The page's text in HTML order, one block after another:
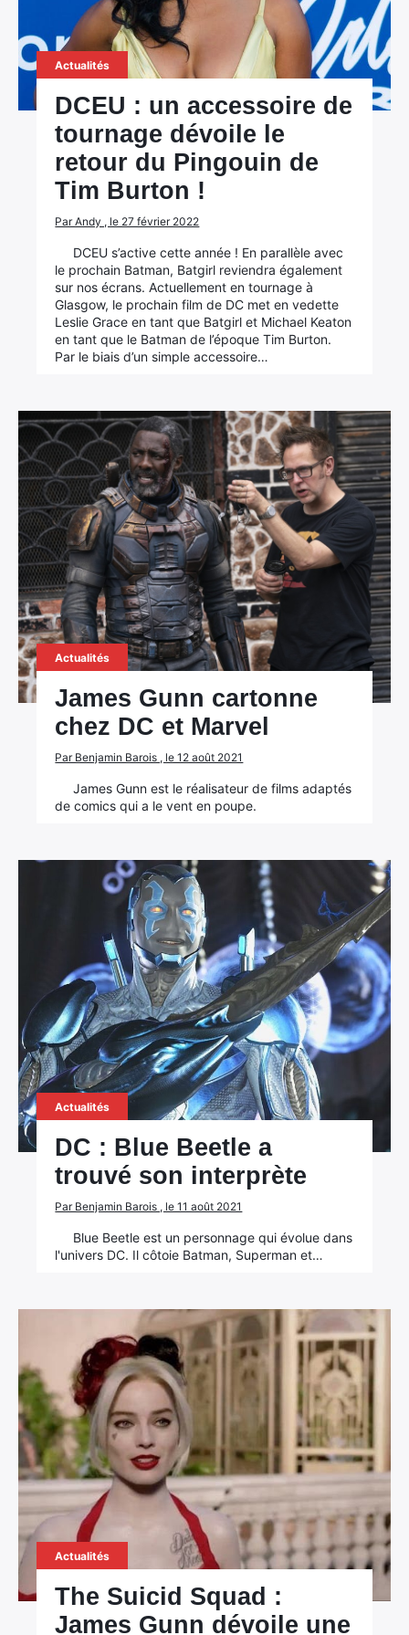
Actualités
DCEU : un accessoire de
tournage dévoile le
retour du Pingouin de
Tim Burton !
Par Andy , le 27 février 2022
DCEU s’active cette année ! En parallèle avec
le prochain Batman, Batgirl reviendra également
sur nos écrans. Actuellement en tournage à
Glasgow, le prochain film de DC met en vedette
Leslie Grace en tant que Batgirl et Michael Keaton
en tant que le Batman de l’époque Tim Burton.
Par le biais d’un simple accessoire…
Actualités
James Gunn cartonne
chez DC et Marvel
Par Benjamin Barois , le 12 août 2021
James Gunn est le réalisateur de films adaptés
de comics qui a le vent en poupe.
Actualités
DC : Blue Beetle a
trouvé son interprète
Par Benjamin Barois , le 11 août 2021
Blue Beetle est un personnage qui évolue dans
l'univers DC. Il côtoie Batman, Superman et…
Actualités
The Suicid Squad :
James Gunn dévoile une